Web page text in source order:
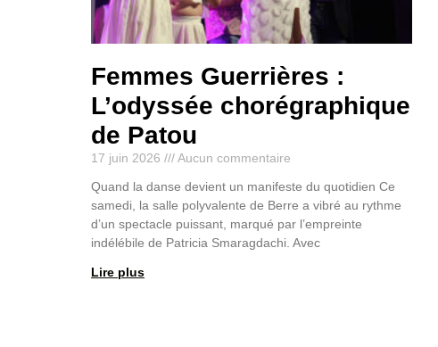
Femmes Guerrières :
L’odyssée chorégraphique
de Patou
17 juin 2026
Aucun commentaire
Quand la danse devient un manifeste du quotidien Ce
samedi, la salle polyvalente de Berre a vibré au rythme
d’un spectacle puissant, marqué par l’empreinte
indélébile de Patricia Smaragdachi. Avec
Lire plus